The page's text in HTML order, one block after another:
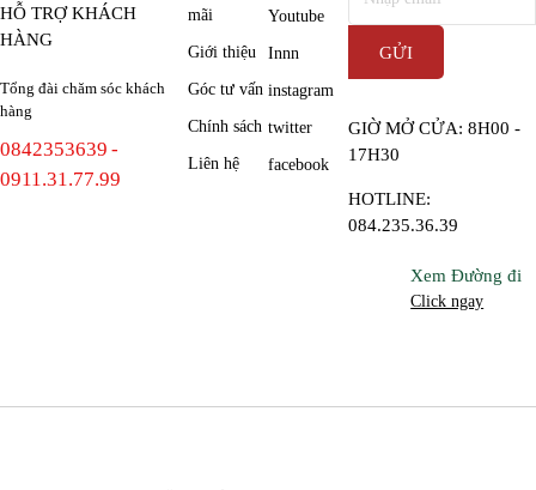
HỖ TRỢ KHÁCH
HÀNG
Tổng đài chăm sóc khách
hàng
0842353639 -
0911.31.77.99
mãi
Giới thiệu
Góc tư vấn
Chính sách
Liên hệ
Youtube
Innn
instagram
twitter
facebook
GIỜ MỞ CỬA: 8H00 -
17H30
HOTLINE:
084.235.36.39
Xem Đường đi
Click ngay